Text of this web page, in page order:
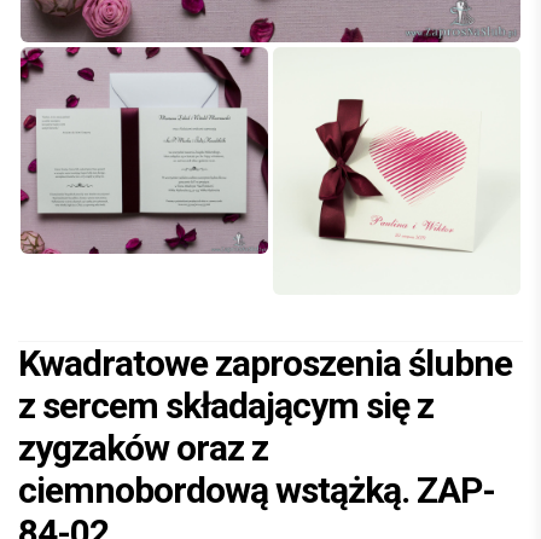
Kwadratowe zaproszenia ślubne
z sercem składającym się z
zygzaków oraz z
ciemnobordową wstążką. ZAP-